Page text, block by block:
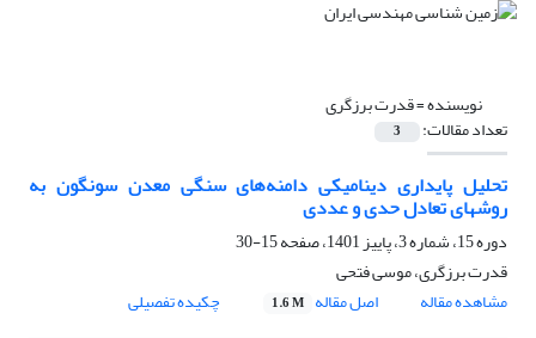
نویسنده =قدرت برزگری
تعداد مقالات: 3
تحلیل پایداری دینامیکی دامنه‌های سنگی معدن سونگون به
روشهای تعادل حدی و عددی
دوره 15، شماره 3، پاییز 1401، صفحه
15-30
قدرت برزگری، موسی فتحی
مشاهده مقاله
اصل مقاله 1.6 M چکیده تفصیلی